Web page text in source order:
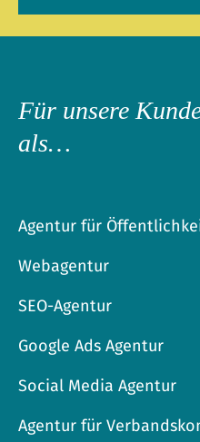
Für unsere
als…
Agentur für
Webagentur
SEO-Agentur
Google Ads Agentur
Social Media Agentur
Agentur für